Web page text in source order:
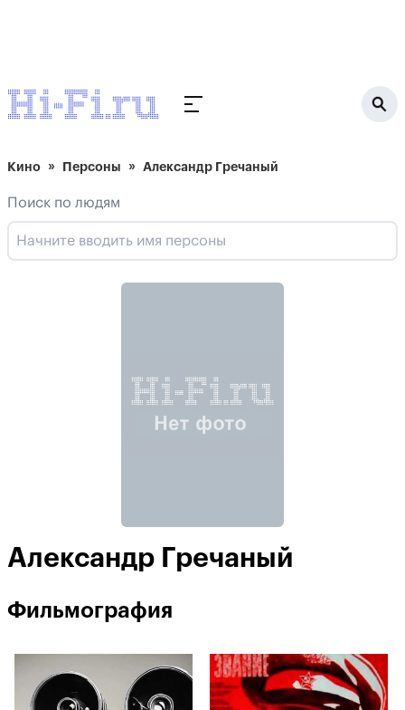
Кино Персоны Александр Гречаный
Поиск по людям
Александр Гречаный
Фильмография